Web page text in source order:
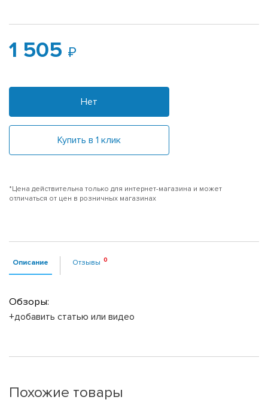
1 505
Нет
Купить в 1 клик
*Цена действительна только для интернет-магазина и может
отличаться от цен в розничных магазинах
Описание Отзывы
Обзоры:
+добавить статью или видео
Похожие товары